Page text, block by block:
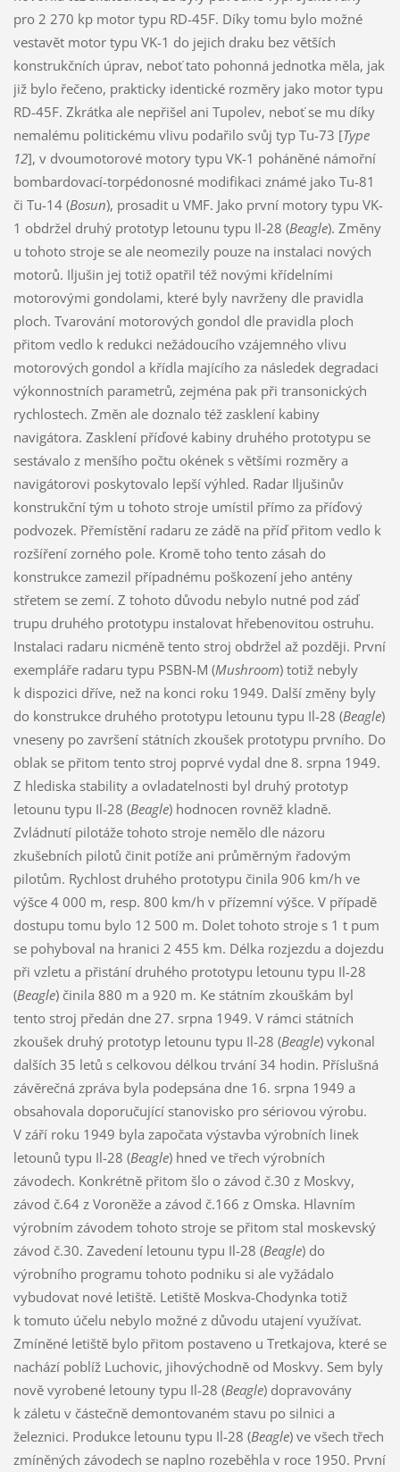
pro 2 270 kp motor typu RD-45F. Díky tomu bylo možné
vestavět motor typu VK-1 do jejich draku bez větších
konstrukčních úprav, neboť tato pohonná jednotka měla, jak
již bylo řečeno, prakticky identické rozměry jako motor typu
RD-45F. Zkrátka ale nepřišel ani Tupolev, neboť se mu díky
nemalému politickému vlivu podařilo svůj typ Tu-73 [Type
12], v dvoumotorové motory typu VK-1 poháněné námořní
bombardovací-torpédonosné modifikaci známé jako Tu-81
či Tu-14 (Bosun), prosadit u VMF. Jako první motory typu VK-
1 obdržel druhý prototyp letounu typu Il-28 (Beagle). Změny
u tohoto stroje se ale neomezily pouze na instalaci nových
motorů. Iljušin jej totiž opatřil též novými křídelními
motorovými gondolami, které byly navrženy dle pravidla
ploch. Tvarování motorových gondol dle pravidla ploch
přitom vedlo k redukci nežádoucího vzájemného vlivu
motorových gondol a křídla majícího za následek degradaci
výkonnostních parametrů, zejména pak při transonických
rychlostech. Změn ale doznalo též zasklení kabiny
navigátora. Zasklení příďové kabiny druhého prototypu se
sestávalo z menšího počtu okének s většími rozměry a
navigátorovi poskytovalo lepší výhled. Radar Iljušinův
konstrukční tým u tohoto stroje umístil přímo za příďový
podvozek. Přemístění radaru ze zádě na příď přitom vedlo k
rozšíření zorného pole. Kromě toho tento zásah do
konstrukce zamezil případnému poškození jeho antény
střetem se zemí. Z tohoto důvodu nebylo nutné pod záď
trupu druhého prototypu instalovat hřebenovitou ostruhu.
Instalaci radaru nicméně tento stroj obdržel až později. První
exempláře radaru typu PSBN-M (Mushroom) totiž nebyly
k dispozici dříve, než na konci roku 1949. Další změny byly
do konstrukce druhého prototypu letounu typu Il-28 (Beagle)
vneseny po završení státních zkoušek prototypu prvního. Do
oblak se přitom tento stroj poprvé vydal dne 8. srpna 1949.
Z hlediska stability a ovladatelnosti byl druhý prototyp
letounu typu Il-28 (Beagle) hodnocen rovněž kladně.
Zvládnutí pilotáže tohoto stroje nemělo dle názoru
zkušebních pilotů činit potíže ani průměrným řadovým
pilotům. Rychlost druhého prototypu činila 906 km/h ve
výšce 4 000 m, resp. 800 km/h v přízemní výšce. V případě
dostupu tomu bylo 12 500 m. Dolet tohoto stroje s 1 t pum
se pohyboval na hranici 2 455 km. Délka rozjezdu a dojezdu
při vzletu a přistání druhého prototypu letounu typu Il-28
(Beagle) činila 880 m a 920 m. Ke státním zkouškám byl
tento stroj předán dne 27. srpna 1949. V rámci státních
zkoušek druhý prototyp letounu typu Il-28 (Beagle) vykonal
dalších 35 letů s celkovou délkou trvání 34 hodin. Příslušná
závěrečná zpráva byla podepsána dne 16. srpna 1949 a
obsahovala doporučující stanovisko pro sériovou výrobu.
V září roku 1949 byla započata výstavba výrobních linek
letounů typu Il-28 (Beagle) hned ve třech výrobních
závodech. Konkrétně přitom šlo o závod č.30 z Moskvy,
závod č.64 z Voroněže a závod č.166 z Omska. Hlavním
výrobním závodem tohoto stroje se přitom stal moskevský
závod č.30. Zavedení letounu typu Il-28 (Beagle) do
výrobního programu tohoto podniku si ale vyžádalo
vybudovat nové letiště. Letiště Moskva-Chodynka totiž
k tomuto účelu nebylo možné z důvodu utajení využívat.
Zmíněné letiště bylo přitom postaveno u Tretkajova, které se
nachází poblíž Luchovic, jihovýchodně od Moskvy. Sem byly
nově vyrobené letouny typu Il-28 (Beagle) dopravovány
k záletu v částečně demontovaném stavu po silnici a
železnici. Produkce letounu typu Il-28 (Beagle) ve všech třech
zmíněných závodech se naplno rozeběhla v roce 1950. První